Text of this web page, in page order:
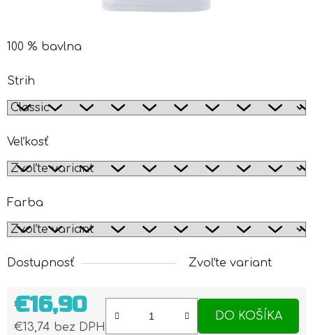
100 % bavlna
Strih
Veľkosť
Farba
Dostupnosť Zvoľte variant
€16,90
€13,74 bez DPH
DO KOŠÍKA